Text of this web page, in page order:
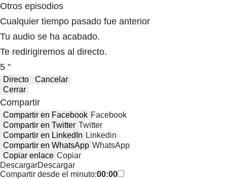
Otros episodios
Cualquier tiempo pasado fue anterior
Tu audio se ha acabado.
Te redirigiremos al directo.
5 "
Directo
Cancelar
Cerrar
Compartir
Compartir en Facebook Facebook
Compartir en Twitter Twitter
Compartir en LinkedIn Linkedin
Compartir en WhatsApp WhatsApp
Copiar enlace Copiar
DescargarDescargar
Compartir desde el minuto:00:00